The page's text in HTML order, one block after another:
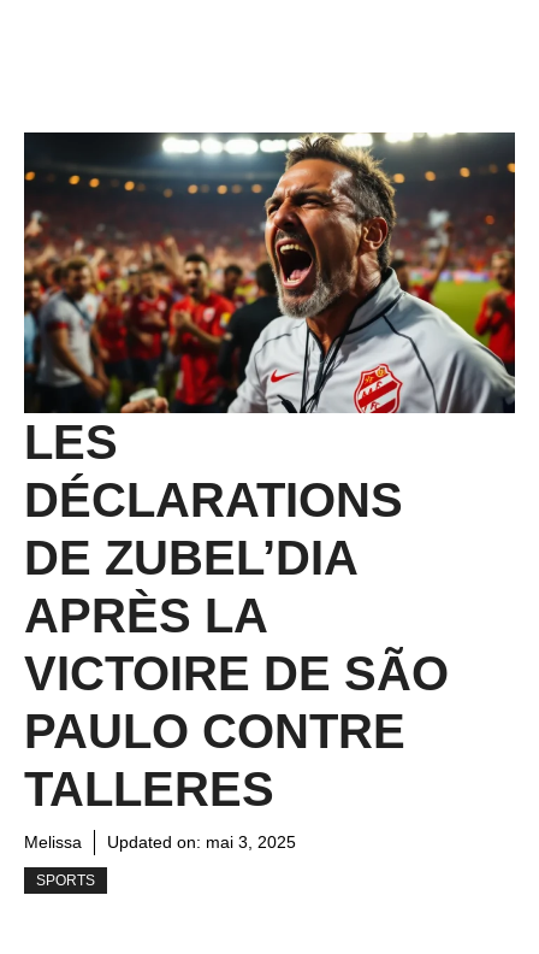
LES
DÉCLARATIONS
DE ZUBEL’DIA
APRÈS LA
VICTOIRE DE SÃO
PAULO CONTRE
TALLERES
Melissa Updated on: mai 3, 2025
SPORTS